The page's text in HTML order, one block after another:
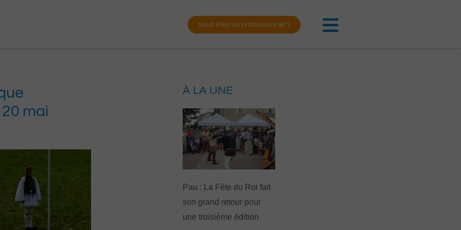
Vous êtes un professionnel ?
mai
À LA UNE
Pau : La Fête du Roi fait
son grand retour pour
une troisième édition